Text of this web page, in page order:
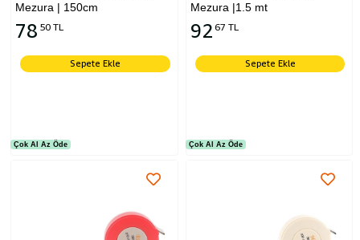
Mezura | 150cm
78 50 TL
Sepete Ekle
Çok Al Az Öde
Mezura |1.5 mt
92 67 TL
Sepete Ekle
Çok Al Az Öde